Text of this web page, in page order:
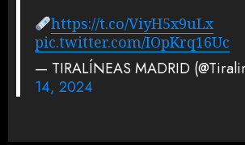
https://t.co/ViyH5x9uLx
pic.twitter.com/IOpKrq16Uc
— TIRALÍNEAS MADRID
14, 2024